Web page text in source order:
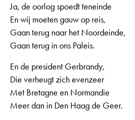
Ja, de oorlog spoedt teneinde
En wij moeten gauw op reis,
Gaan terug naar het Noordeinde,
Gaan terug in ons Paleis.
En de president Gerbrandy,
Die verheugt zich evenzeer
Met Bretagne en Normandie
Meer dan in Den Haag de Geer.